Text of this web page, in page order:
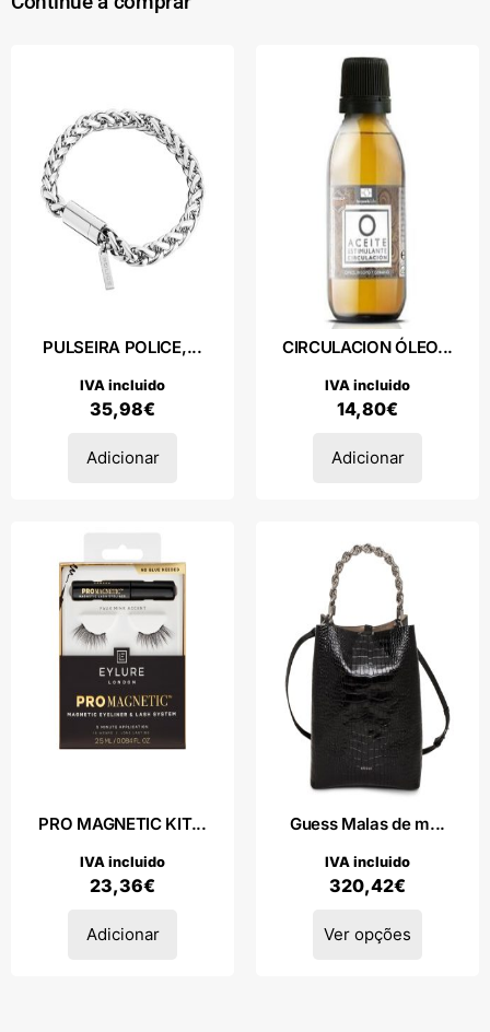
PULSEIRA POLICE,...
35,98€
IVA incluido
Adicionar
CIRCULACION ÓLEO...
14,80€
IVA incluido
Adicionar
PRO MAGNETIC KIT...
23,36€
IVA incluido
Adicionar
Guess Malas de m...
320,42€
IVA incluido
Ver opções